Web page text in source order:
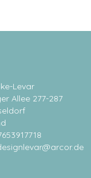
Levar
Allee 277-287